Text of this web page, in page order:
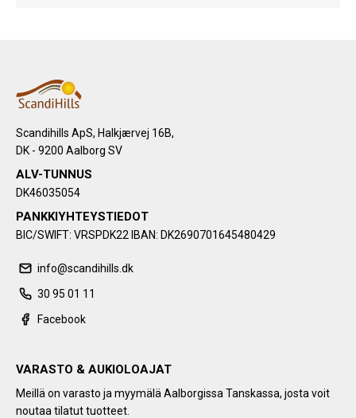
Scandihills ApS, Halkjærvej 16B,
DK - 9200 Aalborg SV
ALV-TUNNUS
DK46035054
PANKKIYHTEYSTIEDOT
BIC/SWIFT: VRSPDK22 IBAN: DK2690701645480429
info@scandihills.dk
30 95 01 11
Facebook
VARASTO & AUKIOLOAJAT
Meillä on varasto ja myymälä Aalborgissa Tanskassa, josta voit
noutaa tilatut tuotteet.